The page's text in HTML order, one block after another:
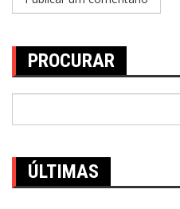
PROCURAR
ÚLTIMAS